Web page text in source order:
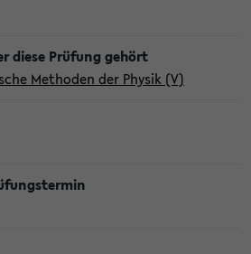
Methoden der Physik (V)